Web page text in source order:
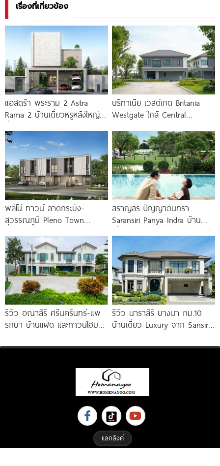
เรื่องที่เกี่ยวข้อง
แอสตร้า พระราม 2 Astra
Rama 2 บ้านเดี่ยวหรูหลังใหญ่
บริทาเนีย เวสต์เกต Britania
Westgate ใกล้ Central
สถานีคลองบางไผ่
พลีโน่ ทาวน์ ลาดกระบัง-
สุวรรณภูมิ Pleno Town
ทาวน์โฮมและบ้านแฝดใหม่ ใกล้นิ
คมฯ ลาดกระบัง และสนามบิน
สุวรรณภูมิ
สราญสิริ ปัญญาอินทรา
Saransiri Panya Indra บ้าน
รร.สาธิตพัฒนา
รีวิว อณาสิริ ศรีนครินทร์-แพ
รกษา บ้านแฝด และทาวน์โฮม
ทางด่วน และ BTS แพรกษา
รีวิว นาราสิริ บางนา กม.10
บ้านเดี่ยว Luxury จาก Sansiri
แลกลิงค์